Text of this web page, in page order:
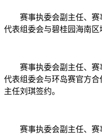
赛事执委会副主任、赛
代表组委会与碧桂园海南区
赛事执委会副主任、赛
代表组委会与环岛赛官方
主任刘琪签约。
赛事执委会副主任、赛